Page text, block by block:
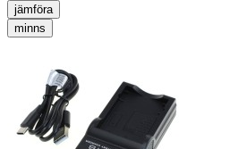
jämföra
minns